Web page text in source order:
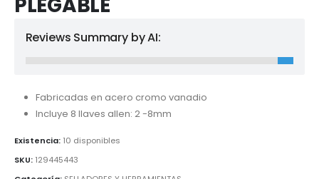
Reviews Summary by AI:
Fabricadas en acero cromo vanadio
Incluye 8 llaves allen: 2 -8mm
Existencia: 10 disponibles
SKU: 129445443